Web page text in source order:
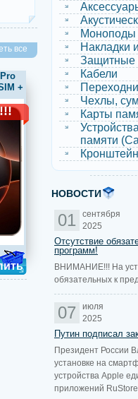
все
+
Моноподы
Накладки
Защитные
Кабели
Чехлы,
Карты
памяти
НОВОСТИ
01
сентября
2025
Отсутствие
программ!
ВНИМАНИЕ!!! На
обязательных к
07
июля
2025
Путин подписал
Президент России
установке на
устройства Apple
приложений